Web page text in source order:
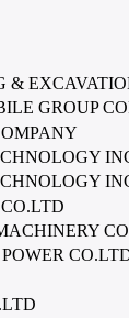
GROUP